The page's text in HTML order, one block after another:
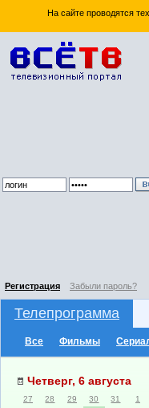
На сайте проводятся
Регистрация Забыли пароль?
Телепрограмма
Все Фильмы
Четверг, 6 августа
27 28 29 30 31 1